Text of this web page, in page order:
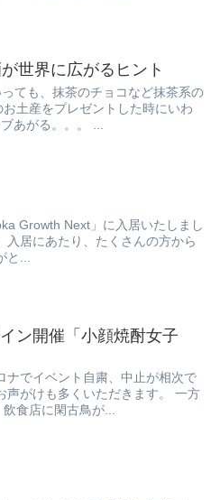
世界に広がるヒント
ても、抹茶のチョコなど抹茶系の
土産をプレゼントした時にいわ
あがる。。。 ...
Growth Next」に入居いたしまし
居にあたり、たくさんの方から
と...
ン開催「小顔焼酎女子
ナでイベント自粛、中止が相次で
声がけも多くいただきます。 一方
食店に閑古鳥が...